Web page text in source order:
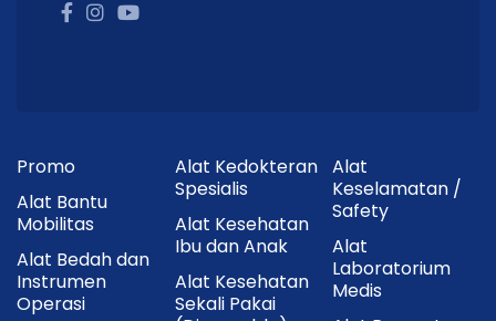
Promo
Alat Bantu
Mobilitas
Alat Bedah dan
Instrumen
Operasi
Alat Kedokteran
Spesialis
Alat Kesehatan
Ibu dan Anak
Alat Kesehatan
Sekali Pakai
Alat
Keselamatan /
Safety
Alat
Laboratorium
Medis